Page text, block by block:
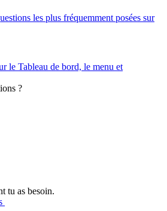
les plus fréquemment posées sur
le Tableau de bord, le menu et
?
tu as besoin.